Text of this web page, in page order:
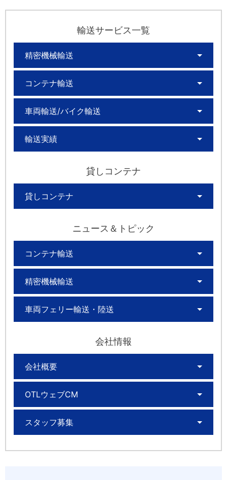
輸送サービス一覧
精密機械輸送
コンテナ輸送
車両輸送/バイク輸送
輸送実績
貸しコンテナ
貸しコンテナ
ニュース＆トピック
コンテナ輸送
精密機械輸送
車両フェリー輸送・陸送
会社情報
会社概要
OTLウェブCM
スタッフ募集